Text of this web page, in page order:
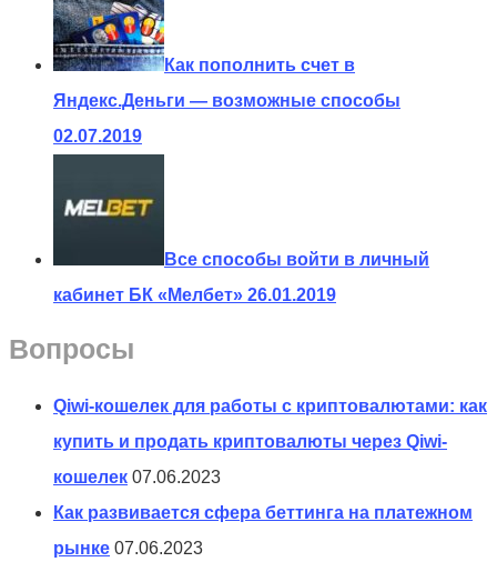
Как пополнить счет в
Яндекс.Деньги — возможные способы
02.07.2019
Все способы войти в личный
кабинет БК «Мелбет» 26.01.2019
Вопросы
Qiwi-кошелек для работы с криптовалютами: как
купить и продать криптовалюты через Qiwi-
кошелек 07.06.2023
Как развивается сфера беттинга на платежном
рынке 07.06.2023